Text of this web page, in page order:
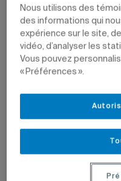
Nous utilisons des
des informations qui
expérience sur le site,
vidéo, d’analyser les
Vous pouvez
« Préférences ».